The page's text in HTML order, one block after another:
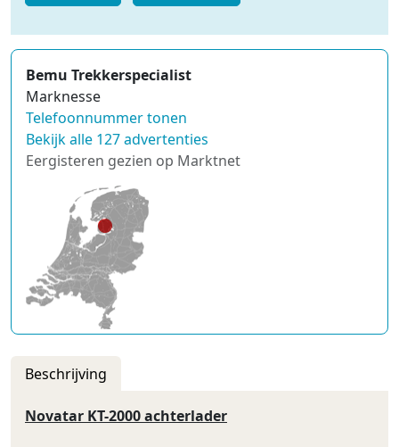
Bemu Trekkerspecialist
Marknesse
Telefoonnummer tonen
Bekijk alle 127 advertenties
Eergisteren gezien op Marktnet
Beschrijving
Novatar KT-2000 achterlader